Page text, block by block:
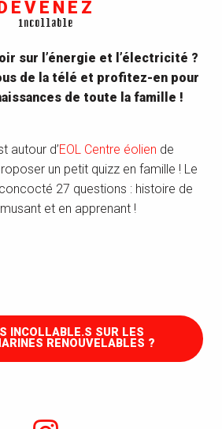
incollable
sur l’énergie et l’électricité ?
de la télé et profitez-en pour
de toute la famille !
autour d’EOL Centre éolien de
un petit quizz en famille ! Le
27 questions : histoire de
et en apprenant !
INCOLLABLE.S SUR LES
RENOUVELABLES ?